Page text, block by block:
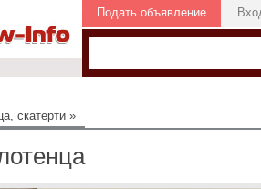
Подать объявление
скатерти »